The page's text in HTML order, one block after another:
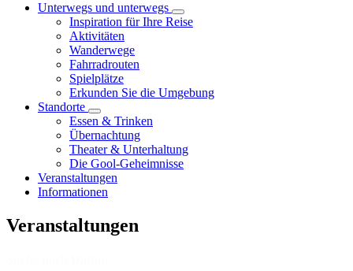
Unterwegs und unterwegs
Inspiration für Ihre Reise
Aktivitäten
Wanderwege
Fahrradrouten
Spielplätze
Erkunden Sie die Umgebung
Standorte
Essen & Trinken
Übernachtung
Theater & Unterhaltung
Die Gool-Geheimnisse
Veranstaltungen
Informationen
Veranstaltungen